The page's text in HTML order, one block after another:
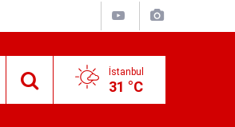
İstanbul
31 °C